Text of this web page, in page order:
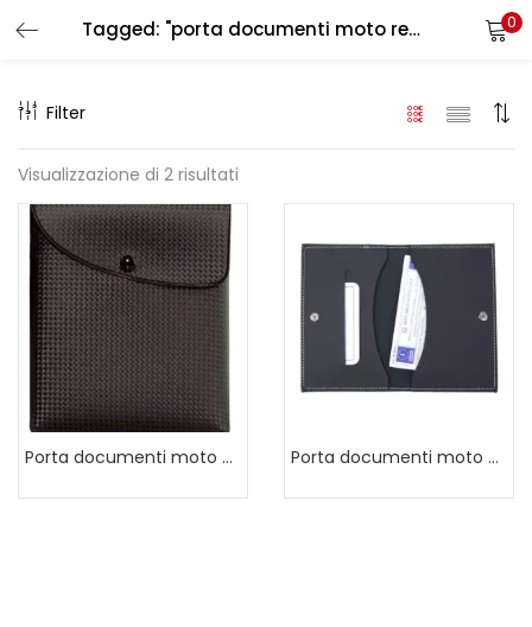
Tagged: "porta documenti moto resistente" 0
Filter
Visualizzazione di 2 risultati
Porta documenti moto Carbonio con patta obliqua e bottone Porta documenti moto cucito a due ante e bottone
LOGIN REGISTER
Enter your username and password to login.
Remember me
Lost password?